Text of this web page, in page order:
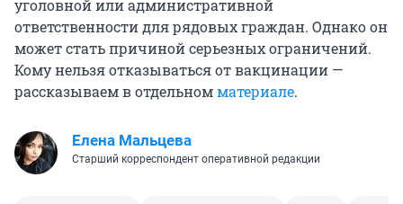
уголовной или административной
ответственности для рядовых граждан. Однако он
может стать причиной серьезных ограничений.
Кому нельзя отказываться от вакцинации —
рассказываем в отдельномматериале.
Елена Мальцева
Старший корреспондент оперативной редакции